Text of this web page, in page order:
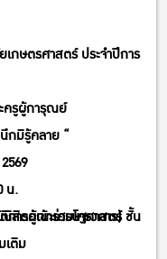
กษตรศาสตร์ ประจำปีการ
ครูผู้การุณย์
กมิรู้คลาย “
น.
การคณะเศรษฐศาสตร์ ชั้น
ตผู้เข้าร่วมโครงการ)
ติม